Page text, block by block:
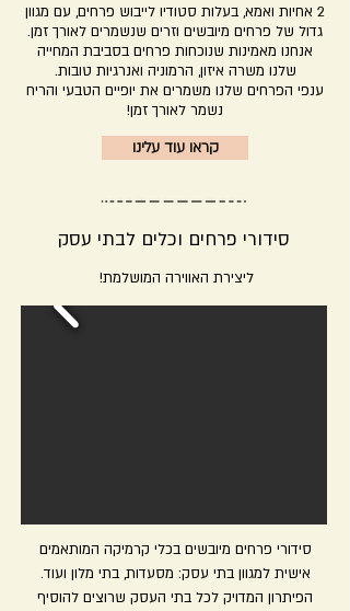
2 אחיות ואמא, בעלות סטודיו לייבוש פרחים, עם מגוון
גדול של פרחים מיובשים וזרים שנשמרים לאורך זמן.
אנחנו מאמינות שנוכחות פרחים בסביבת המחייה
שלנו משרה איזון, הרמוניה ואנרגיות טובות.
ענפי הפרחים שלנו משמרים את יופיים הטבעי והריח
נשמר לאורך זמן!
קראו עוד עלינו
סידורי פרחים וכלים לבתי עסק
ליצירת האווירה המושלמת!
סידורי פרחים מיובשים בכלי קרמיקה המותאמים
אישית למגוון בתי עסק: מסעדות, בתי מלון ועוד.
הפיתרון המדויק לכל בתי העסק שרוצים להוסיף